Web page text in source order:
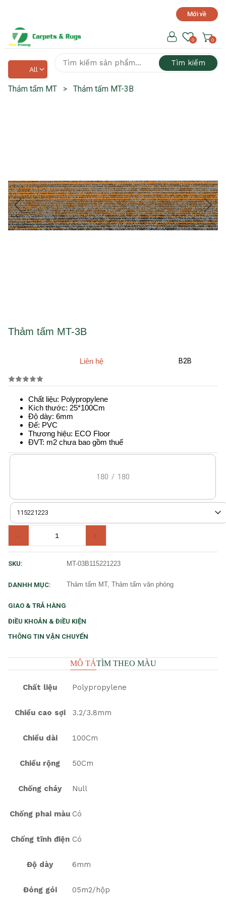
Tìm kiếm
0
0
All
Mới về
Thảm tấm MT-3B
Liên hệ
Chất liệu: Polypropylene
Kích thước: 25*100Cm
Độ dày: 6mm
Đế: PVC
Thương hiệu: ECO Floor
ĐVT: m2 chưa bao gồm thuế
- +
115221223
SKU: MT-03B115221223
DANHH MỤC: Thảm tấm MT, Thảm tấm văn phòng
GIAO & TRẢ HÀNG
THÔNG TIN VẬN CHUYỂN
ĐIỀU KHOẢN & ĐIỀU KIỆN
180 180
/
B2B
Thảm tấm MT > Thảm tấm MT-3B
MÔ TẢTÌM THEO MÀU
Chất liệu Polypropylene
Chiều cao sợi 3.2/3.8mm
Chiều dài 100Cm
Chiều rộng 50Cm
Chống cháy Null
Chống phai màu Có
Chống tĩnh điện Có
Độ dày 6mm
Đóng gói 05m2/hộp